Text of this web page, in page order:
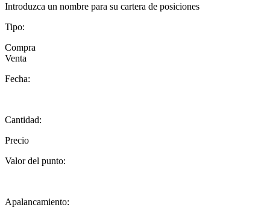
Introduzca un nombre para su cartera de posiciones
Tipo:
Compra
Venta
Fecha:
Cantidad:
Precio
Valor del punto:
Apalancamiento: